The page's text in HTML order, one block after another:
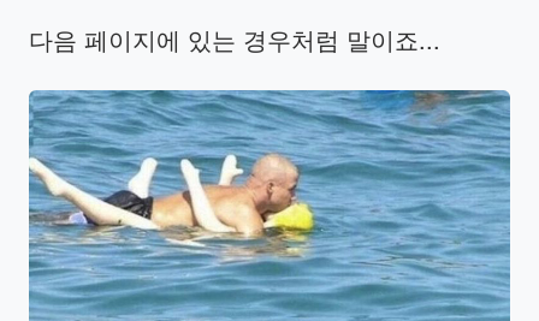
다음 페이지에 있는 경우처럼 말이죠...